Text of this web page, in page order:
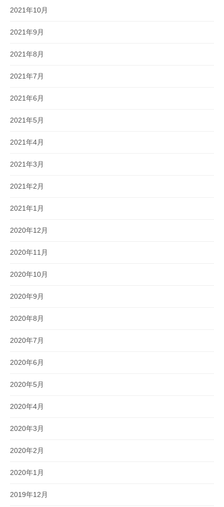
2021年10月
2021年9月
2021年8月
2021年7月
2021年6月
2021年5月
2021年4月
2021年3月
2021年2月
2021年1月
2020年12月
2020年11月
2020年10月
2020年9月
2020年8月
2020年7月
2020年6月
2020年5月
2020年4月
2020年3月
2020年2月
2020年1月
2019年12月